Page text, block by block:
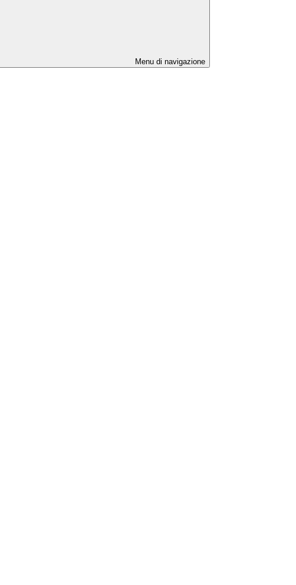
Menu di navigazione